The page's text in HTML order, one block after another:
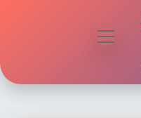
menüyü